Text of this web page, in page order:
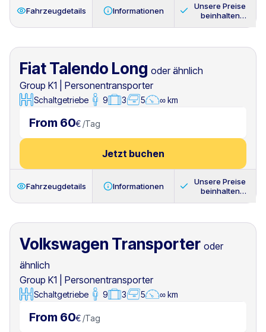
Fahrzeugdetails Informationen
Unsere Preise
beinhalten
Fiat Talendo Long oder ähnlich
Group K1
Personentransporter
Schaltgetriebe 9 3 5 ∞ km
From 60€ /Tag
Jetzt buchen
Fahrzeugdetails Informationen
Unsere Preise
beinhalten
Volkswagen Transporter oder
ähnlich
Group K1
Personentransporter
Schaltgetriebe 9 3 5 ∞ km
From 60€ /Tag